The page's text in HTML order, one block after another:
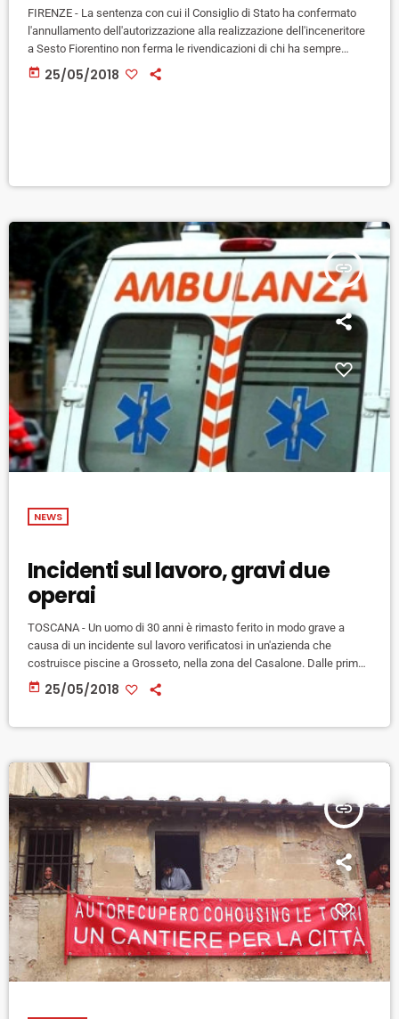
FIRENZE - La sentenza con cui il Consiglio di Stato ha confermato
l'annullamento dell'autorizzazione alla realizzazione dell'inceneritore
a Sesto Fiorentino non ferma le rivendicazioni di chi ha sempre
sostenuto la necessità di realizzare l'impianto per far fronte alle
necessità di smaltimento dei rifiuti. Tra questi, il sindaco
today 25/05/2018
insert_link
NEWS
Incidenti sul lavoro, gravi due
operai
TOSCANA - Un uomo di 30 anni è rimasto ferito in modo grave a
causa di un incidente sul lavoro verificatosi in un'azienda che
costruisce piscine a Grosseto, nella zona del Casalone. Dalle prime
informazioni sembra che sia esploso un profilato che doveva essere
saldato e l'operaio avrebbe riportato un trauma facciale. Dopo i primi
today 25/05/2018
insert_link